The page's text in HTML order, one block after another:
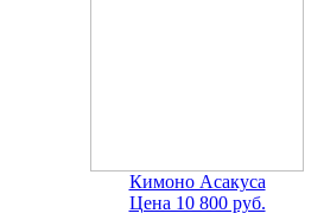
Кимоно Асакуса
Цена 10 800 руб.